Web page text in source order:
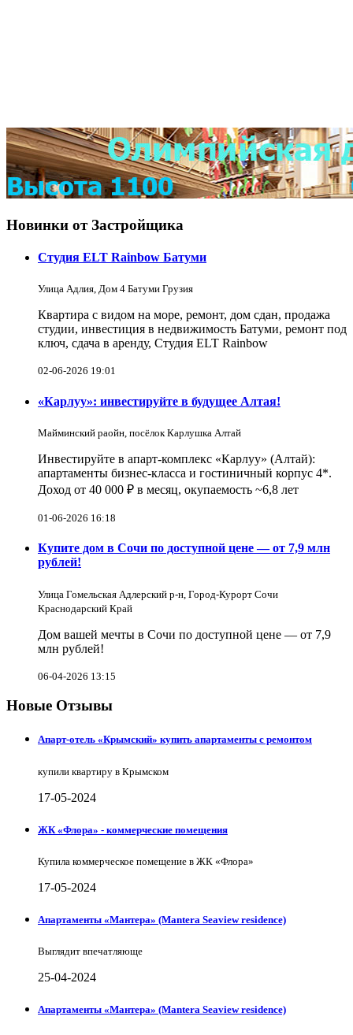
Новинки от Застройщика
Студия ELT Rainbow Батуми
Улица Адлия, Дом 4 Батуми Грузия
Квартира с видом на море, ремонт, дом сдан, продажа
студии, инвестиция в недвижимость Батуми, ремонт под
ключ, сдача в аренду, Студия ELT Rainbow
02-06-2026 19:01
«Карлуу»: инвестируйте в будущее Алтая!
Майминский раойн, посёлок Карлушка Алтай
Инвестируйте в апарт-комплекс «Карлуу» (Алтай):
апартаменты бизнес-класса и гостиничный корпус 4*.
Доход от 40 000 ₽ в месяц, окупаемость ~6,8 лет
01-06-2026 16:18
Купите дом в Сочи по доступной цене — от 7,9 млн
рублей!
Улица Гомельская Адлерский р-н, Город-Курорт Сочи
Краснодарский Край
Дом вашей мечты в Сочи по доступной цене — от 7,9
млн рублей!
06-04-2026 13:15
Новые Отзывы
Апарт-отель «Крымский» купить апартаменты с ремонтом
купили квартиру в Крымском
17-05-2024
ЖК «Флора» - коммерческие помещения
Купила коммерческое помещение в ЖК «Флора»
17-05-2024
Апартаменты «Мантера» (Mantera Seaview rеsidence)
Выглядит впечатляюще
25-04-2024
Апартаменты «Мантера» (Mantera Seaview rеsidence)